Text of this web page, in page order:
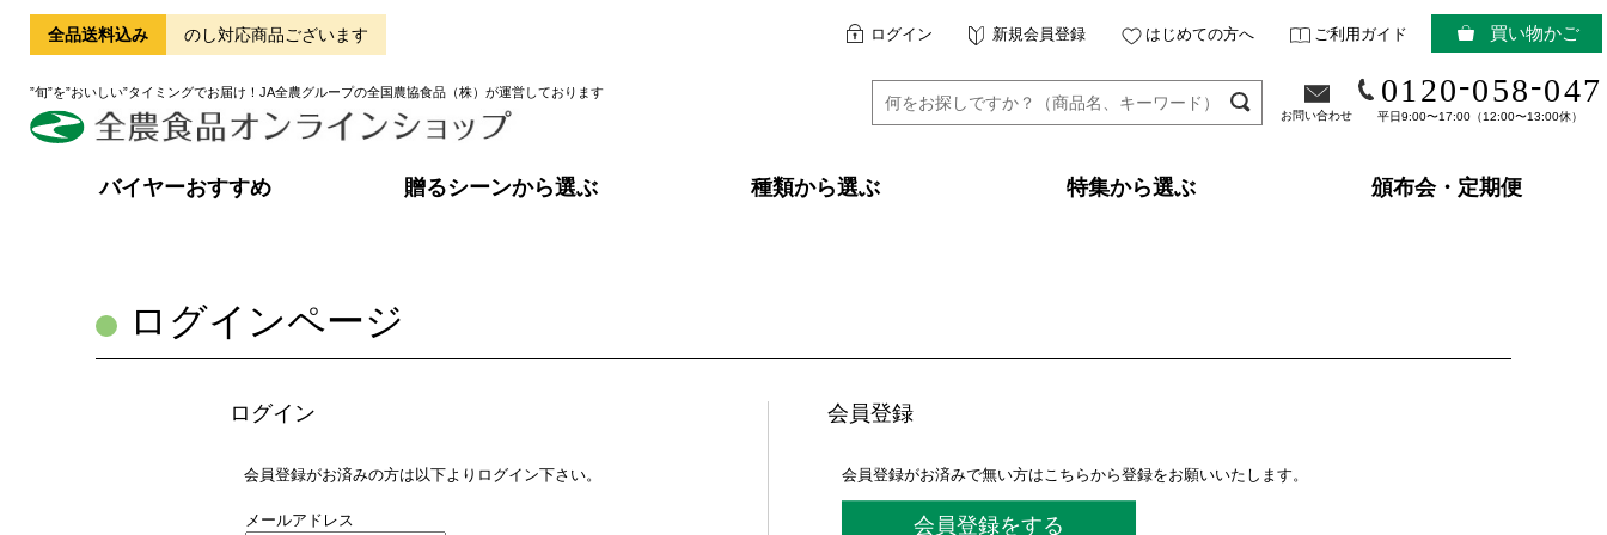
全品送料込み のし対応商品ございます
”旬”を”おいしい”タイミングでお届け！JA全農グループの全国農協食品（株）が運営しております
ログイン 新規会員登録 はじめての方へ ご利用ガイド 買い物かご
お問い合わせ
0120-058-047
平日9:00〜17:00（12:00〜13:00休）
バイヤーおすすめ 贈るシーンから選ぶ 種類から選ぶ 特集から選ぶ 頒布会・定期便
ログインページ
ログイン
会員登録がお済みの方は以下よりログイン下さい。
メールアドレス
会員登録
会員登録がお済みで無い方はこちらから登録をお願いいたします。
会員登録をする